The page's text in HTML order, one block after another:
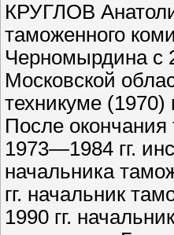
КРУГЛОВ
таможенного
Черномырдина с
Московской
техникуме
После окончания
1973—1984 гг.
начальника
гг. начальник
1990 гг.